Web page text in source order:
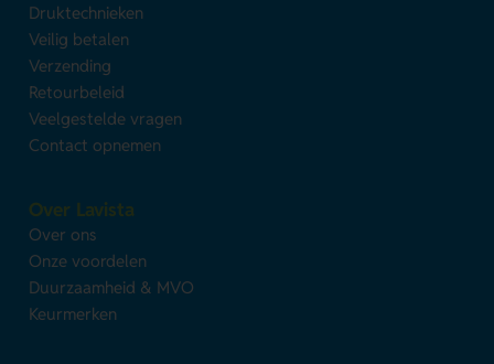
Druktechnieken
Veilig betalen
Verzending
Retourbeleid
Veelgestelde vragen
Contact opnemen
Over Lavista
Over ons
Onze voordelen
Duurzaamheid & MVO
Keurmerken